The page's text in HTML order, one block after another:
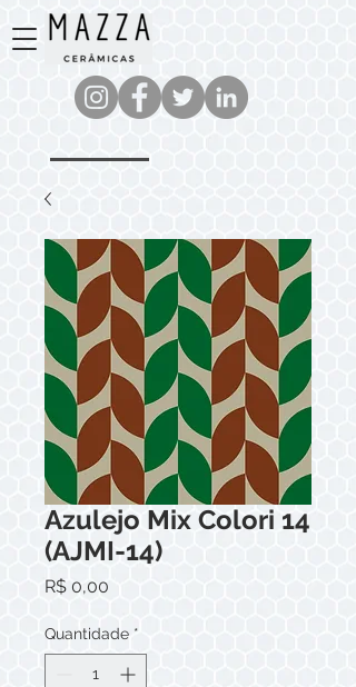
Azulejo Mix Colori 14
(AJMI-14)
R$ 0,00
Quantidade *